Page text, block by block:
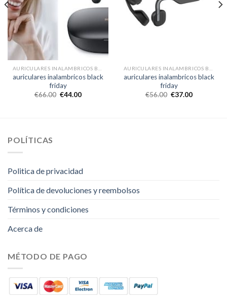
auriculares inalambricos black
friday
€66.00 €44.00
auriculares inalambricos black
friday
€56.00 €37.00
POLÍTICAS
Politica de privacidad
Política de devoluciones y reembolsos
Términos y condiciones
Acerca de
MÉTODO DE PAGO